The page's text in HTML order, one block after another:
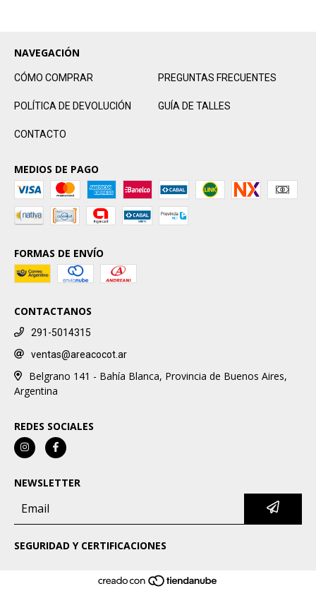
NAVEGACIÓN
CÓMO COMPRAR PREGUNTAS FRECUENTES
POLÍTICA DE DEVOLUCIÓN GUÍA DE TALLES
CONTACTO
MEDIOS DE PAGO
FORMAS DE ENVÍO
CONTACTANOS
291-5014315
ventas@areacocot.ar
Belgrano 141 - Bahía Blanca, Provincia de Buenos Aires,
Argentina
REDES SOCIALES
NEWSLETTER
SEGURIDAD Y CERTIFICACIONES